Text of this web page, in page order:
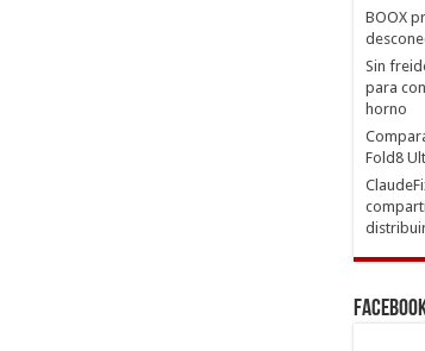
BOOX
Sin
para
horno
Fold8